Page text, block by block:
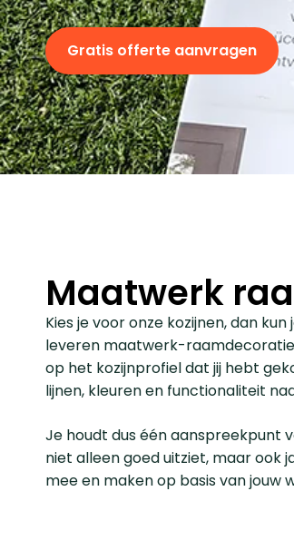
Gratis offerte aanvragen
Maatwerk
Kies je voor onze kozijnen, dan
leveren maatwerk-
op het kozijnprofiel dat jij hebt
lijnen, kleuren en functionaliteit
Je houdt dus één aanspreekpunt
niet alleen goed uitziet, maar ook
mee en maken op basis van jouw